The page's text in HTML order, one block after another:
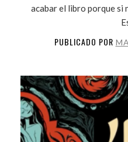
acabar el libro porque si
PUBLICADO POR